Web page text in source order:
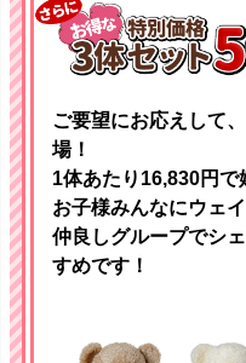
ご要望にお応えして
場！
1体あたり16,830円
お子様みんなにウェ
仲良しグループでシ
すめです！